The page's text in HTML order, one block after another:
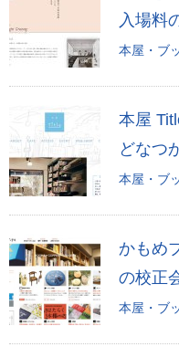
入場料
本屋・ブ
本屋
どなつ
本屋・ブ
かもめ
の校正
本屋・ブ